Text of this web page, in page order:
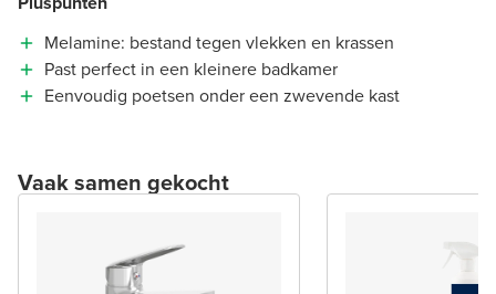
Melamine: bestand tegen vlekken en krassen
Past perfect in een kleinere badkamer
Eenvoudig poetsen onder een zwevende kast
Vaak samen gekocht